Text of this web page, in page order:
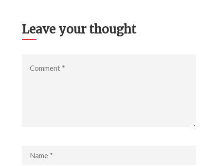
Leave your thought